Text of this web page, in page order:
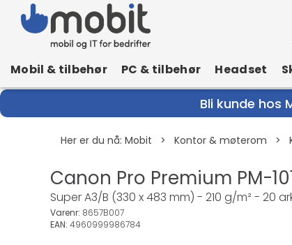
Mobil & tilbehør PC & tilbehør Headset
Bli kunde hos
Her er du nå: Mobit > Kontor & møterom >
Canon Pro Premium PM-
Super A3/B (330 x 483 mm) - 210 g/m² - 20
Varenr: 8657B007
EAN: 4960999986784